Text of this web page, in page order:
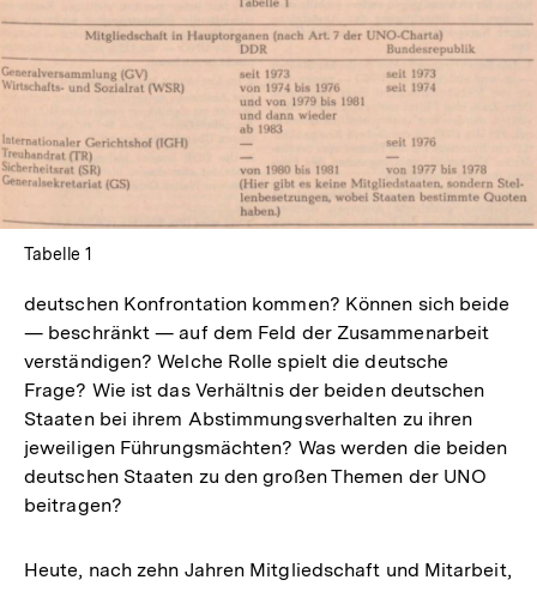
In
Lightbox
öffnen
Tabelle 1
deutschen Konfrontation kommen? Können sich beide
— beschränkt — auf dem Feld der Zusammenarbeit
verständigen? Welche Rolle spielt die deutsche
Frage? Wie ist das Verhältnis der beiden deutschen
Staaten bei ihrem Abstimmungsverhalten zu ihren
jeweiligen Führungsmächten? Was werden die beiden
deutschen Staaten zu den großen Themen der UNO
beitragen?
Heute, nach zehn Jahren Mitgliedschaft und Mitarbeit,